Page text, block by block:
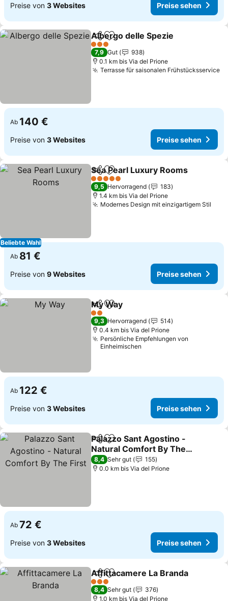
Preise von 3 Websites Preise sehen
TeilenZu Favoriten hinzufügen
Albergo delle Spezie
3 Sterne
7,9 Gut
938
0.1 km bis Via del Prione
Terrasse für saisonalen Frühstücksservice
Ab 140 €
Preise von 3 Websites Preise sehen
Beliebte Wahl
TeilenZu Favoriten hinzufügen
Sea Pearl Luxury Rooms
5 Sterne
9,5 Hervorragend
183
1.4 km bis Via del Prione
Modernes Design mit einzigartigem Stil
Ab 81 €
Preise von 9 Websites Preise sehen
TeilenZu Favoriten hinzufügen
My Way
2 Sterne
9,3 Hervorragend
514
0.4 km bis Via del Prione
Persönliche Empfehlungen von
Einheimischen
Ab 122 €
Preise von 3 Websites Preise sehen
TeilenZu Favoriten hinzufügen
Palazzo Sant Agostino -
Natural Comfort By The
First
Preise sehen
8,4 Sehr gut
155
0.0 km bis Via del Prione
Ab 72 €
Preise von 3 Websites Preise sehen
TeilenZu Favoriten hinzufügen
Affittacamere La Branda
3 Sterne
8,4 Sehr gut
376
1.0 km bis Via del Prione